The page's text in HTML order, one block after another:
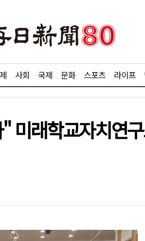
사회 국제 문화 스포츠 라이프
미래학교자치연